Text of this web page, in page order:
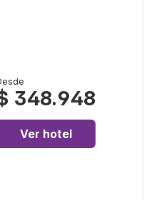
348.948
Ver hotel